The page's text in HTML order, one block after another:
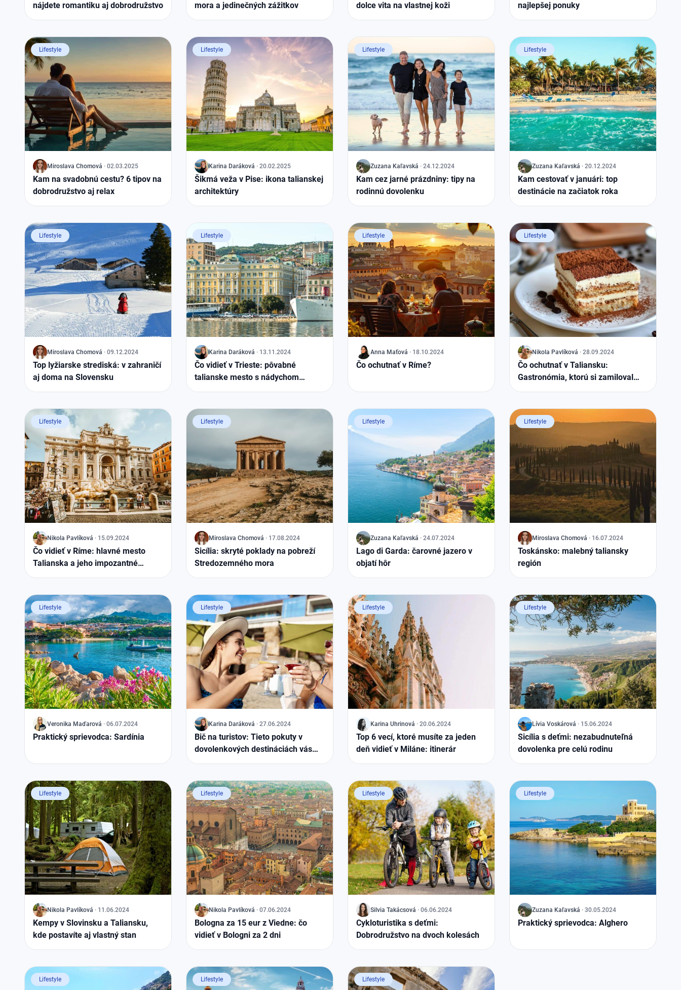
nájdete romantiku aj dobrodružstvo
mora a jedinečných zážitkov
dolce vita na vlastnej koži
najlepšej ponuky
J Miroslava Chomová · 02.03.2025
Kam na svadobnú cestu? 6 tipov na
dobrodružstvo aj relax
Lifestyle
J Karina Daráková · 20.02.2025
Šikmá veža v Pise: ikona talianskej
architektúry
Lifestyle
J Zuzana Kaľavská · 24.12.2024
Kam cez jarné prázdniny: tipy na
rodinnú dovolenku
Lifestyle
J Zuzana Kaľavská · 20.12.2024
Kam cestovať v januári: top
destinácie na začiatok roka
Lifestyle
J Miroslava Chomová · 09.12.2024
Top lyžiarske strediská: v zahraničí
aj doma na Slovensku
Lifestyle
J Karina Daráková · 13.11.2024
Čo vidieť v Trieste: pôvabné
talianske mesto s nádychom
strednej Európy
Lifestyle
J Anna Maťová · 18.10.2024
Čo ochutnať v Ríme?
Lifestyle
J Nikola Pavlíková · 28.09.2024
Čo ochutnať v Taliansku:
Gastronómia, ktorú si zamiloval
celý svet
Lifestyle
J Nikola Pavlíková · 15.09.2024
Čo vidieť v Ríme: hlavné mesto
Talianska a jeho impozantné
stavby
Lifestyle
J Miroslava Chomová · 17.08.2024
Sicília: skryté poklady na pobreží
Stredozemného mora
Lifestyle
J Zuzana Kaľavská · 24.07.2024
Lago di Garda: čarovné jazero v
objatí hôr
Lifestyle
J Miroslava Chomová · 16.07.2024
Toskánsko: malebný taliansky
región
Lifestyle
J Veronika Maďarová · 06.07.2024
Praktický sprievodca: Sardínia
Lifestyle
J Karina Daráková · 27.06.2024
Bič na turistov: Tieto pokuty v
dovolenkových destináciách vás
nepotešia
Lifestyle
J Karina Uhrinová · 20.06.2024
Top 6 vecí, ktoré musíte za jeden
deň vidieť v Miláne: itinerár
Lifestyle
J Lívia Voskárová · 15.06.2024
Sicília s deťmi: nezabudnuteľná
dovolenka pre celú rodinu
Lifestyle
J Nikola Pavlíková · 11.06.2024
Kempy v Slovinsku a Taliansku,
kde postavíte aj vlastný stan
Lifestyle
J Nikola Pavlíková · 07.06.2024
Bologna za 15 eur z Viedne: čo
vidieť v Bologni za 2 dni
Lifestyle
J Silvia Takácsová · 06.06.2024
Cykloturistika s deťmi:
Dobrodružstvo na dvoch kolesách
Lifestyle
J Zuzana Kaľavská · 30.05.2024
Praktický sprievodca: Alghero
Lifestyle
Lifestyle Lifestyle Lifestyle